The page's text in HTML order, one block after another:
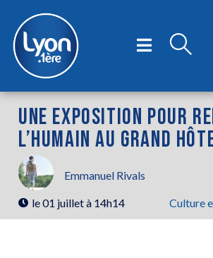
UNE EXPOSITION POUR
L’HUMAIN AU GRAND
Emmanuel Rivals
le01 juillet à 14h14 Culture